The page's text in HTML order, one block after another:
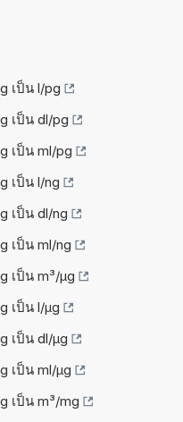
เป็น l/pg
เป็น dl/pg
เป็น ml/pg
เป็น l/ng
เป็น dl/ng
เป็น ml/ng
เป็น m³/µg
เป็น l/µg
เป็น dl/µg
เป็น ml/µg
เป็น m³/mg